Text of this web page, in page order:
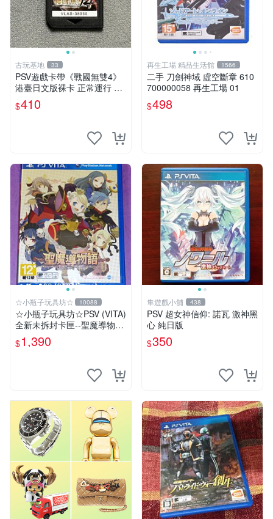
古玩基地 33
PSV遊戲卡帶《戰國無雙4》
港臺日文版裸卡 正常運行 臺
灣索尼專用 游戲機械玩不了
戰國無雙 4 PSV 港版 卡帶 無
$410
再生工場 精品生活館 1566
二手 刀劍神域 虛空斷章 610
700000058 再生工場 01
$498
☆小瓶子玩具坊☆ 10088
☆小瓶子玩具坊☆PSV (VITA)
全新未拆封卡匣--聖魔導物語
(日版)
$1,390
隼遊戲小舖 438
PSV 超女神信仰: 諾瓦 激神黑
心 純日版
$350